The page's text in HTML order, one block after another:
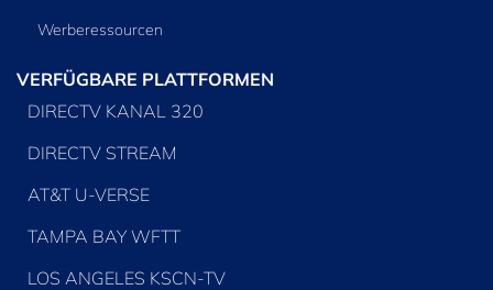
Werberessourcen
VERFÜGBARE PLATTFORMEN
DIRECTV KANAL 320
DIRECTV STREAM
AT&T U-VERSE
TAMPA BAY WFTT
LOS ANGELES KSCN-TV